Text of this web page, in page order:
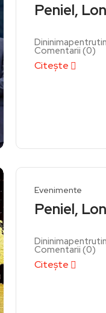
Peniel,
Comentarii (0)
Citește
Evenimente
Peniel,
Comentarii (0)
Citește